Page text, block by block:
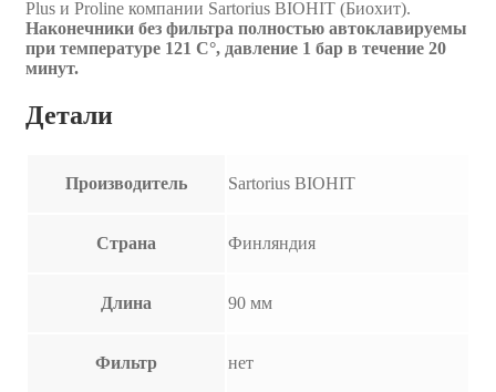
Plus и Proline компании Sartorius BIOHIT (Биохит).
Наконечники без фильтра полностью автоклавируемы
при температуре 121 C°, давление 1 бар в течение 20
минут.
Детали
Производитель Sartorius BIOHIT
Страна Финляндия
Длина 90 мм
Фильтр нет